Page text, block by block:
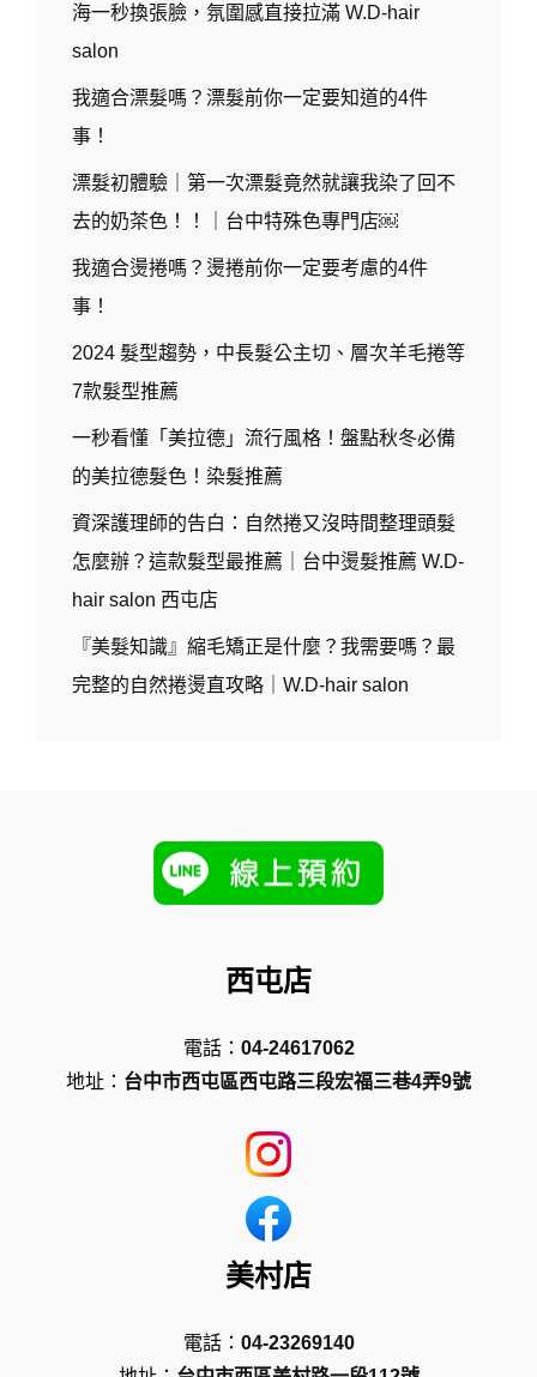
海一秒換張臉，氛圍感直接拉滿 W.D-hair
salon
我適合漂髮嗎？漂髮前你一定要知道的4件
事！
漂髮初體驗｜第一次漂髮竟然就讓我染了回不
去的奶茶色！！｜台中特殊色專門店￼
我適合燙捲嗎？燙捲前你一定要考慮的4件
事！
2024 髮型趨勢，中長髮公主切、層次羊毛捲等
7款髮型推薦
一秒看懂「美拉德」流行風格！盤點秋冬必備
的美拉德髮色！染髮推薦
資深護理師的告白：自然捲又沒時間整理頭髮
怎麼辦？這款髮型最推薦｜台中燙髮推薦 W.D-
hair salon 西屯店
『美髮知識』縮毛矯正是什麼？我需要嗎？最
完整的自然捲燙直攻略｜W.D-hair salon
西屯店
電話： 04-24617062
地址： 台中市西屯區西屯路三段宏福三巷4弄9號
美村店
電話： 04-23269140